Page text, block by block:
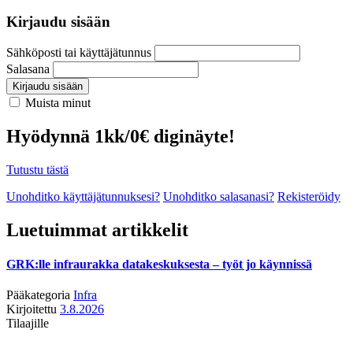
Kirjaudu sisään
Sähköposti tai käyttäjätunnus
Salasana
Kirjaudu sisään
Muista minut
Hyödynnä 1kk/0€ diginäyte!
Tutustu tästä
Unohditko käyttäjätunnuksesi? Unohditko salasanasi? Rekisteröidy
Luetuimmat artikkelit
GRK:lle infraurakka datakeskuksesta – työt jo käynnissä
Pääkategoria Infra
Kirjoitettu 3.8.2026
Tilaajille